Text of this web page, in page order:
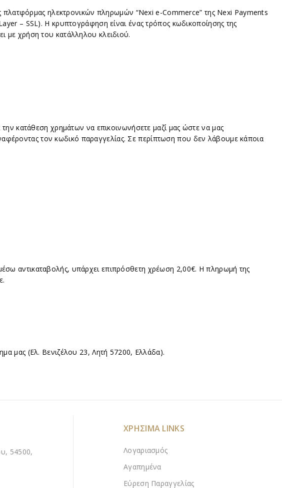
ηλεκτρονικών πληρωμών “Nexi e-Commerce” της Nexi Payments
– SSL). Η κρυπτογράφηση είναι ένας τρόπος κωδικοποίησης της
με χρήση του κατάλληλου κλειδιού.
κατάθεση χρημάτων να επικοινωνήσετε μαζί μας ώστε να μας
τον κωδικό παραγγελίας. Σε περίπτωση που δεν λάβουμε κάποια
αντικαταβολής, υπάρχει επιπρόσθετη χρέωση 2,00€. Η πληρωμή της
μας (Ελ. Βενιζέλου 23, Λητή 57200, Ελλάδα).
54500,
ΧΡΗΣΙΜΑ LINKS
Λογαριασμός
Αγαπημένα
Εύρεση Παραγγελίας